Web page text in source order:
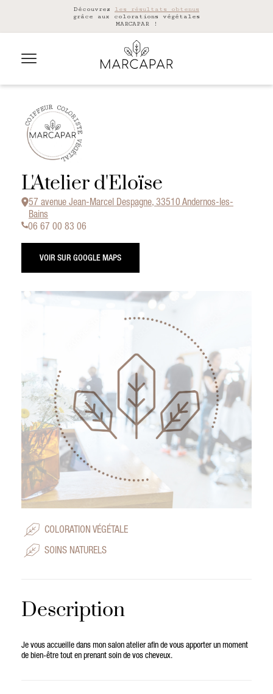
Découvrez les résultats obtenus
grâce aux colorations végétales
MARCAPAR !
L'Atelier d'Eloïse
57 avenue Jean-Marcel Despagne, 33510 Andernos-les-
Bains
06 67 00 83 06
VOIR SUR GOOGLE MAPS
COLORATION VÉGÉTALE
SOINS NATURELS
Description
Je vous accueille dans mon salon atelier afin de vous apporter un moment
de bien-être tout en prenant soin de vos cheveux.